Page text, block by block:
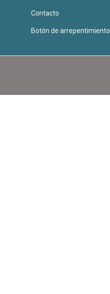
Contacto
Botón de arrepentimiento